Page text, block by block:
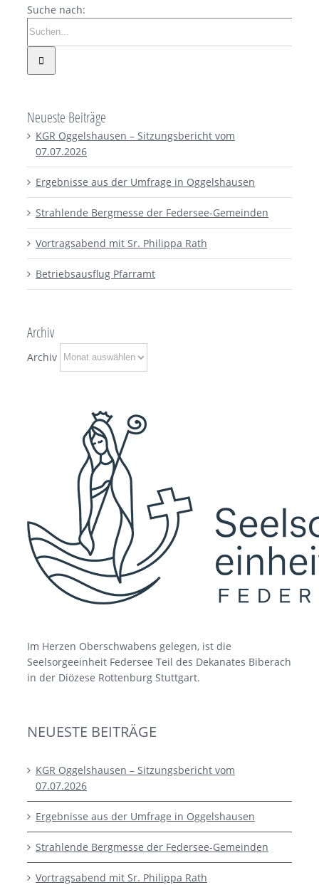
Suche nach:
Neueste Beiträge
KGR Oggelshausen – Sitzungsbericht vom
07.07.2026
Ergebnisse aus der Umfrage in Oggelshausen
Strahlende Bergmesse der Federsee-Gemeinden
Vortragsabend mit Sr. Philippa Rath
Betriebsausflug Pfarramt
Archiv
Archiv
Im Herzen Oberschwabens gelegen, ist die
Seelsorgeeinheit Federsee Teil des Dekanates Biberach
in der Diözese Rottenburg Stuttgart.
NEUESTE BEITRÄGE
KGR Oggelshausen – Sitzungsbericht vom
07.07.2026
Ergebnisse aus der Umfrage in Oggelshausen
Strahlende Bergmesse der Federsee-Gemeinden
Vortragsabend mit Sr. Philippa Rath